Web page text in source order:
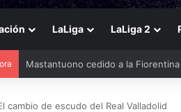
LaLiga LaLiga 2
cambio de escudo del Real Valladolid